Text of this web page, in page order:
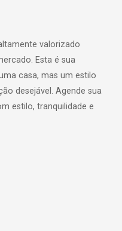
valorizado
Esta é sua
casa, mas um estilo
desejável. Agende sua
estilo, tranquilidade e